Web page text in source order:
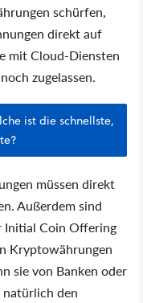
schürfen,
direkt auf
mit Cloud-Diensten
zugelassen.
ist die schnellste,
müssen direkt
Außerdem sind
Initial Coin Offering
Kryptowährungen
sie von Banken oder
den